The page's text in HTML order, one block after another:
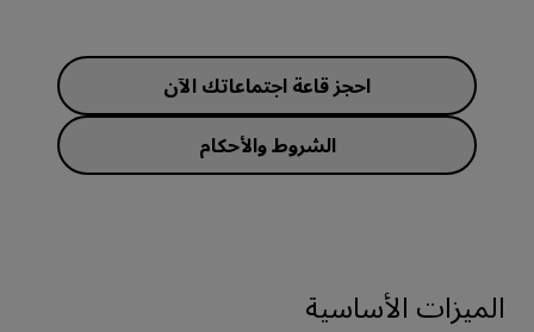
احجز قاعة اجتماعاتك الآن
الشروط والأحكام
الميزات الأساسية